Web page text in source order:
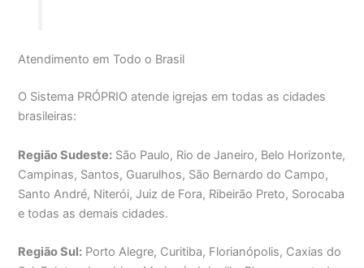
Atendimento em Todo o Brasil
O Sistema PRÓPRIO atende igrejas em todas as cidades
brasileiras:
Região Sudeste: São Paulo, Rio de Janeiro, Belo Horizonte,
Campinas, Santos, Guarulhos, São Bernardo do Campo,
Santo André, Niterói, Juiz de Fora, Ribeirão Preto, Sorocaba
e todas as demais cidades.
Região Sul: Porto Alegre, Curitiba, Florianópolis, Caxias do